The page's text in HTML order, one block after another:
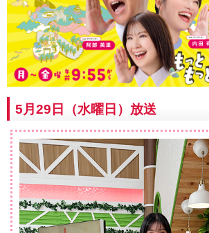
5月29日（水曜日）放送